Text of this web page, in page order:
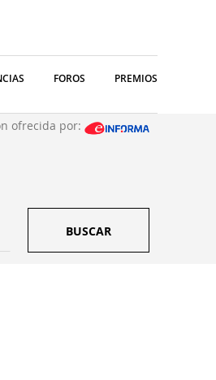
FOROS PREMIOS
ofrecida por:
BUSCAR